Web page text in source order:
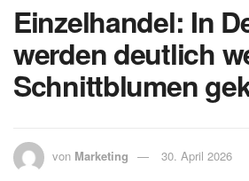
Einzelhandel: In
werden deutlich
Schnittblumen
von Marketing 30. April 2026